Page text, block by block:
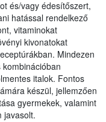
és/vagy édesítőszert,
hatással rendelkező
vitaminokat
kivonatokat
Mindezen
italok. Fontos
készül, jellemzően
gyermekek, valamint
javasolt.